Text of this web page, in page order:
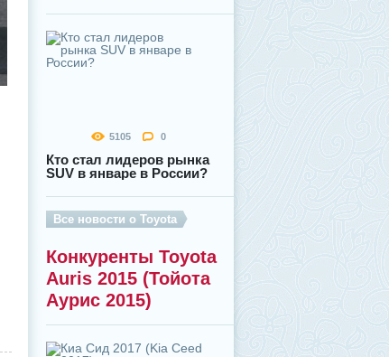
5105 0
Кто стал лидеров рынка
SUV в январе в России?
Все новости о Toyota
Конкуренты Toyota
Auris 2015 (Тойота
Аурис 2015)